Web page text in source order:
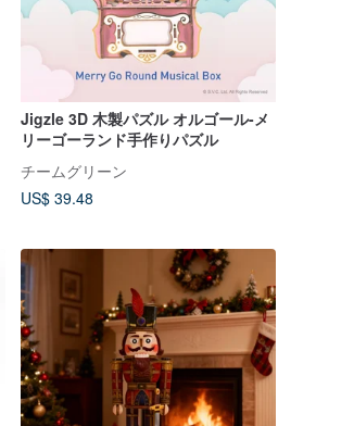
Jigzle 3D 木製パズル オルゴール-メ
リーゴーランド手作りパズル
チームグリーン
US$ 39.48